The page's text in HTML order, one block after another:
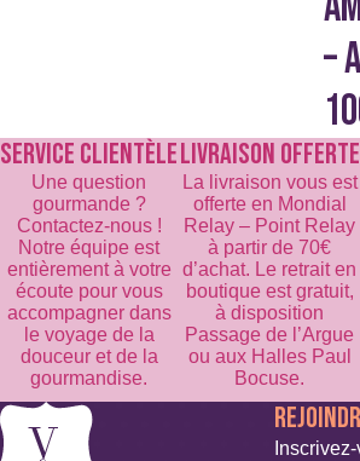
–
SERVICE CLIENTÈLE
Une question
gourmande ?
Contactez-nous !
Notre équipe est
entièrement à votre
écoute pour vous
accompagner dans
le voyage de la
douceur et de la
gourmandise.
LIVRAISON OFFERTE
La livraison vous est
offerte en Mondial
Relay – Point Relay
à partir de 70€
d’achat. Le retrait en
boutique est gratuit,
à disposition
Passage de l’Argue
ou aux Halles Paul
Bocuse.